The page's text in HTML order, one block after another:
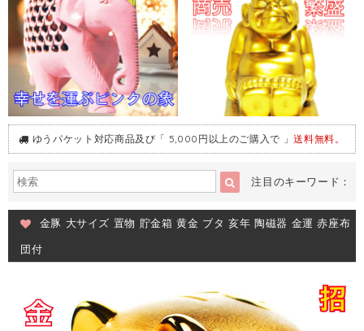
ゆうパケット対応商品及び「 5,000円以上のご購入で 」送料無料。
注目のキーワード：
金豚 大サイズ 置物 貯金箱 黄金 ブタ 亥年 陶磁器 金運 赤座布
団付